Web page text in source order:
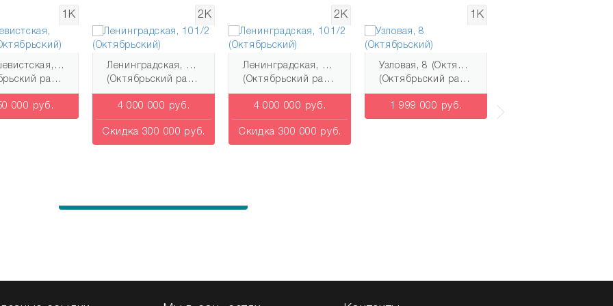
1К
Большевистская, 100/22 (Октябрьский)
район)
000 руб.
2К
Ленинградская, 101/2 (Октябрьский)
(Октябрьский район)
4 000 000 руб.
Скидка 300 000 руб.
2К
Ленинградская, 101/2 (Октябрьский)
(Октябрьский район)
4 000 000 руб.
Скидка 300 000 руб.
1К
Узловая, 8 (Октябрьский)
(Октябрьский район)
1 999 000 руб.